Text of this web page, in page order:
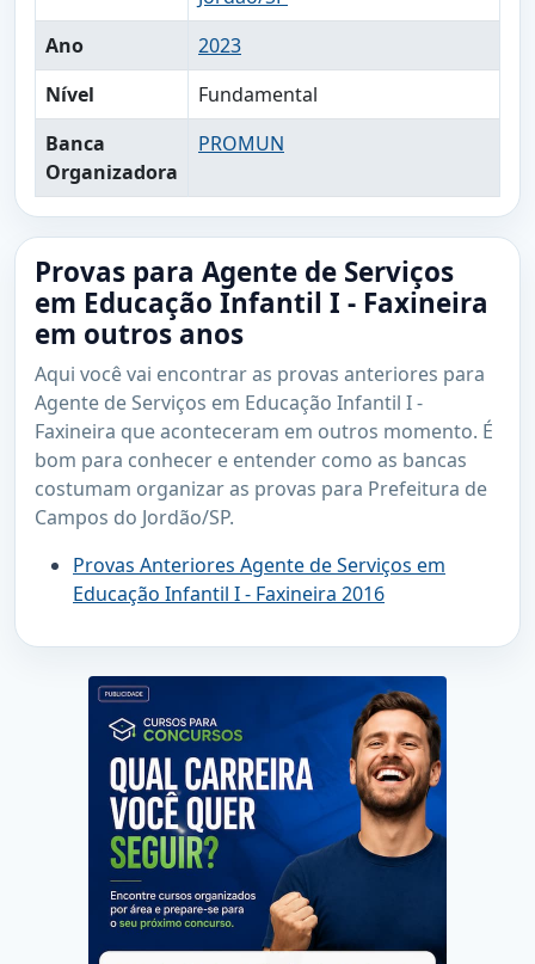
Ano
2023
Nível
Fundamental
Banca
Organizadora
PROMUN
Provas para Agente de Serviços
em Educação Infantil I - Faxineira
em outros anos
Aqui você vai encontrar as provas anteriores para
Agente de Serviços em Educação Infantil I -
Faxineira que aconteceram em outros momento. É
bom para conhecer e entender como as bancas
costumam organizar as provas para Prefeitura de
Campos do Jordão/SP.
Provas Anteriores Agente de Serviços em
Educação Infantil I - Faxineira 2016